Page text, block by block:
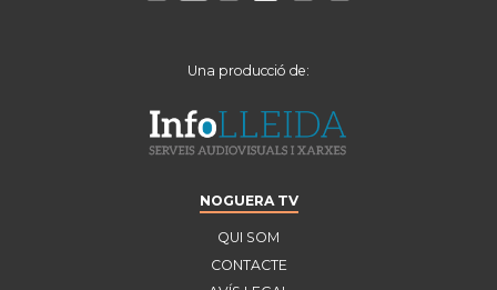
Una producció de:
NOGUERA TV
QUI SOM
CONTACTE